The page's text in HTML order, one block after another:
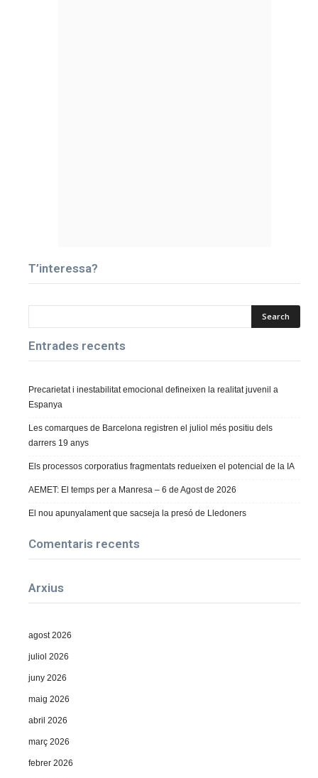
T’interessa?
Entrades recents
Precarietat i inestabilitat emocional defineixen la realitat juvenil a
Espanya
Les comarques de Barcelona registren el juliol més positiu dels
darrers 19 anys
Els processos corporatius fragmentats redueixen el potencial de la IA
AEMET: El temps per a Manresa – 6 de Agost de 2026
El nou apunyalament que sacseja la presó de Lledoners
Comentaris recents
Arxius
agost 2026
juliol 2026
juny 2026
maig 2026
abril 2026
març 2026
febrer 2026